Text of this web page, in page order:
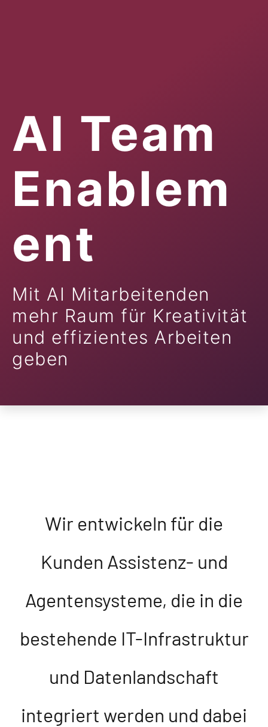
AI Team
Enablem
ent
Mit AI Mitarbeitenden
mehr Raum für Kreativität
und effizientes Arbeiten
geben
Wir entwickeln für die
Kunden Assistenz- und
Agentensysteme, die in die
bestehende IT-Infrastruktur
und Datenlandschaft
integriert werden und dabei